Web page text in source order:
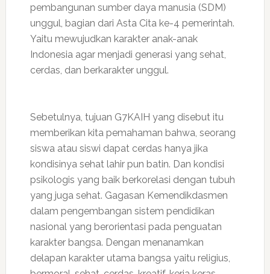
pembangunan sumber daya manusia (SDM)
unggul, bagian dari Asta Cita ke-4 pemerintah.
Yaitu mewujudkan karakter anak-anak
Indonesia agar menjadi generasi yang sehat,
cerdas, dan berkarakter unggul.
Sebetulnya, tujuan G7KAIH yang disebut itu
memberikan kita pemahaman bahwa, seorang
siswa atau siswi dapat cerdas hanya jika
kondisinya sehat lahir pun batin. Dan kondisi
psikologis yang baik berkorelasi dengan tubuh
yang juga sehat. Gagasan Kemendikdasmen
dalam pengembangan sistem pendidikan
nasional yang berorientasi pada penguatan
karakter bangsa. Dengan menanamkan
delapan karakter utama bangsa yaitu religius,